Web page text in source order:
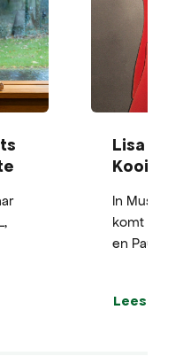
Lisa
Kooiker
In
komt het
en Paul
identiteit.
Lees